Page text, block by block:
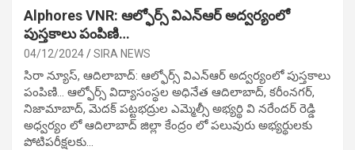
Alphores VNR: ఆల్ఫోర్స్ విఎన్ఆర్ అద్వర్యంలో
పుస్తకాలు పంపిణి…
04/12/2024 SIRA NEWS
సిరా న్యూస్, ఆదిలాబాద్: ఆల్ఫోర్స్ విఎన్ఆర్ అద్వర్యంలో పుస్తకాలు
పంపిణి… ఆల్ఫోర్స్ విద్యాసంస్థల అధినేత ఆదిలాబాద్, కరీంనగర్,
నిజామాబాద్, మెదక్ పట్టభద్రుల ఎమ్మెల్సీ అభ్యర్థి వి నరేందర్ రెడ్డి
అధ్వర్యం లో ఆదిలాబాద్ జిల్లా కేంద్రం లో పలువురు అభ్యర్థులకు
పోటిప‌రీక్ష‌ల‌కు…